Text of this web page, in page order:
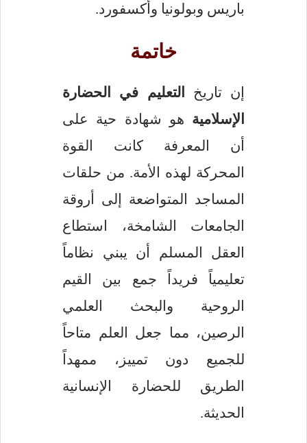
باريس وبولونيا وأكسفورد.
خاتمة
إن تاريخ التعليم في الحضارة
الإسلاميةهو شهادة حية على
أن المعرفة كانت القوة
المحركة لهذه الأمة. من حلقات
المساجد المتواضعة إلى أروقة
الجامعات الشامخة، استطاع
العقل المسلم أن يبني نظاماً
تعليمياً فريداً جمع بين القيم
الروحية والبحث العلمي
الرصين، مما جعل العلم متاحاً
للجميع دون تمييز، ممهداً
الطريق للحضارة الإنسانية
الحديثة.